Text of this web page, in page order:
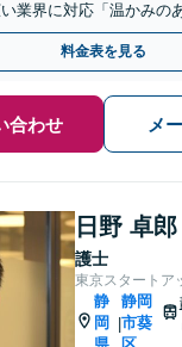
業界に対応「温かみの
す」【休日・夜間相談
料金表を見る
合わせ メ
日野 卓郎
護士
東京スタートア
静
岡
|
静岡
市葵